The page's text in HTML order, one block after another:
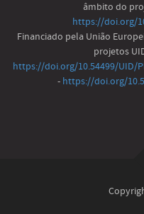
âmbito do
https://doi.org/
Financiado pela União
projetos
https://doi.org/10.54499/UID/
- https://doi.org/